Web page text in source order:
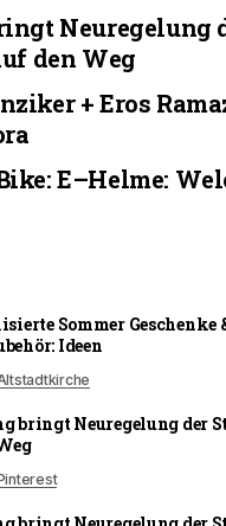
Neuregelung
den Weg
+ Eros
E–Helme:
Sommer Geschenke
Ideen
bringt Neuregelung der